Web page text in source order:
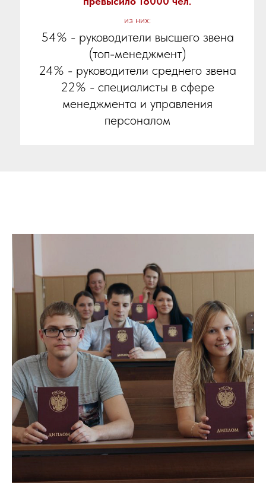
из них:
54% - руководители высшего звена
(топ-менеджмент)
24% - руководители среднего звена
22% - специалисты в сфере
менеджмента и управления
персоналом